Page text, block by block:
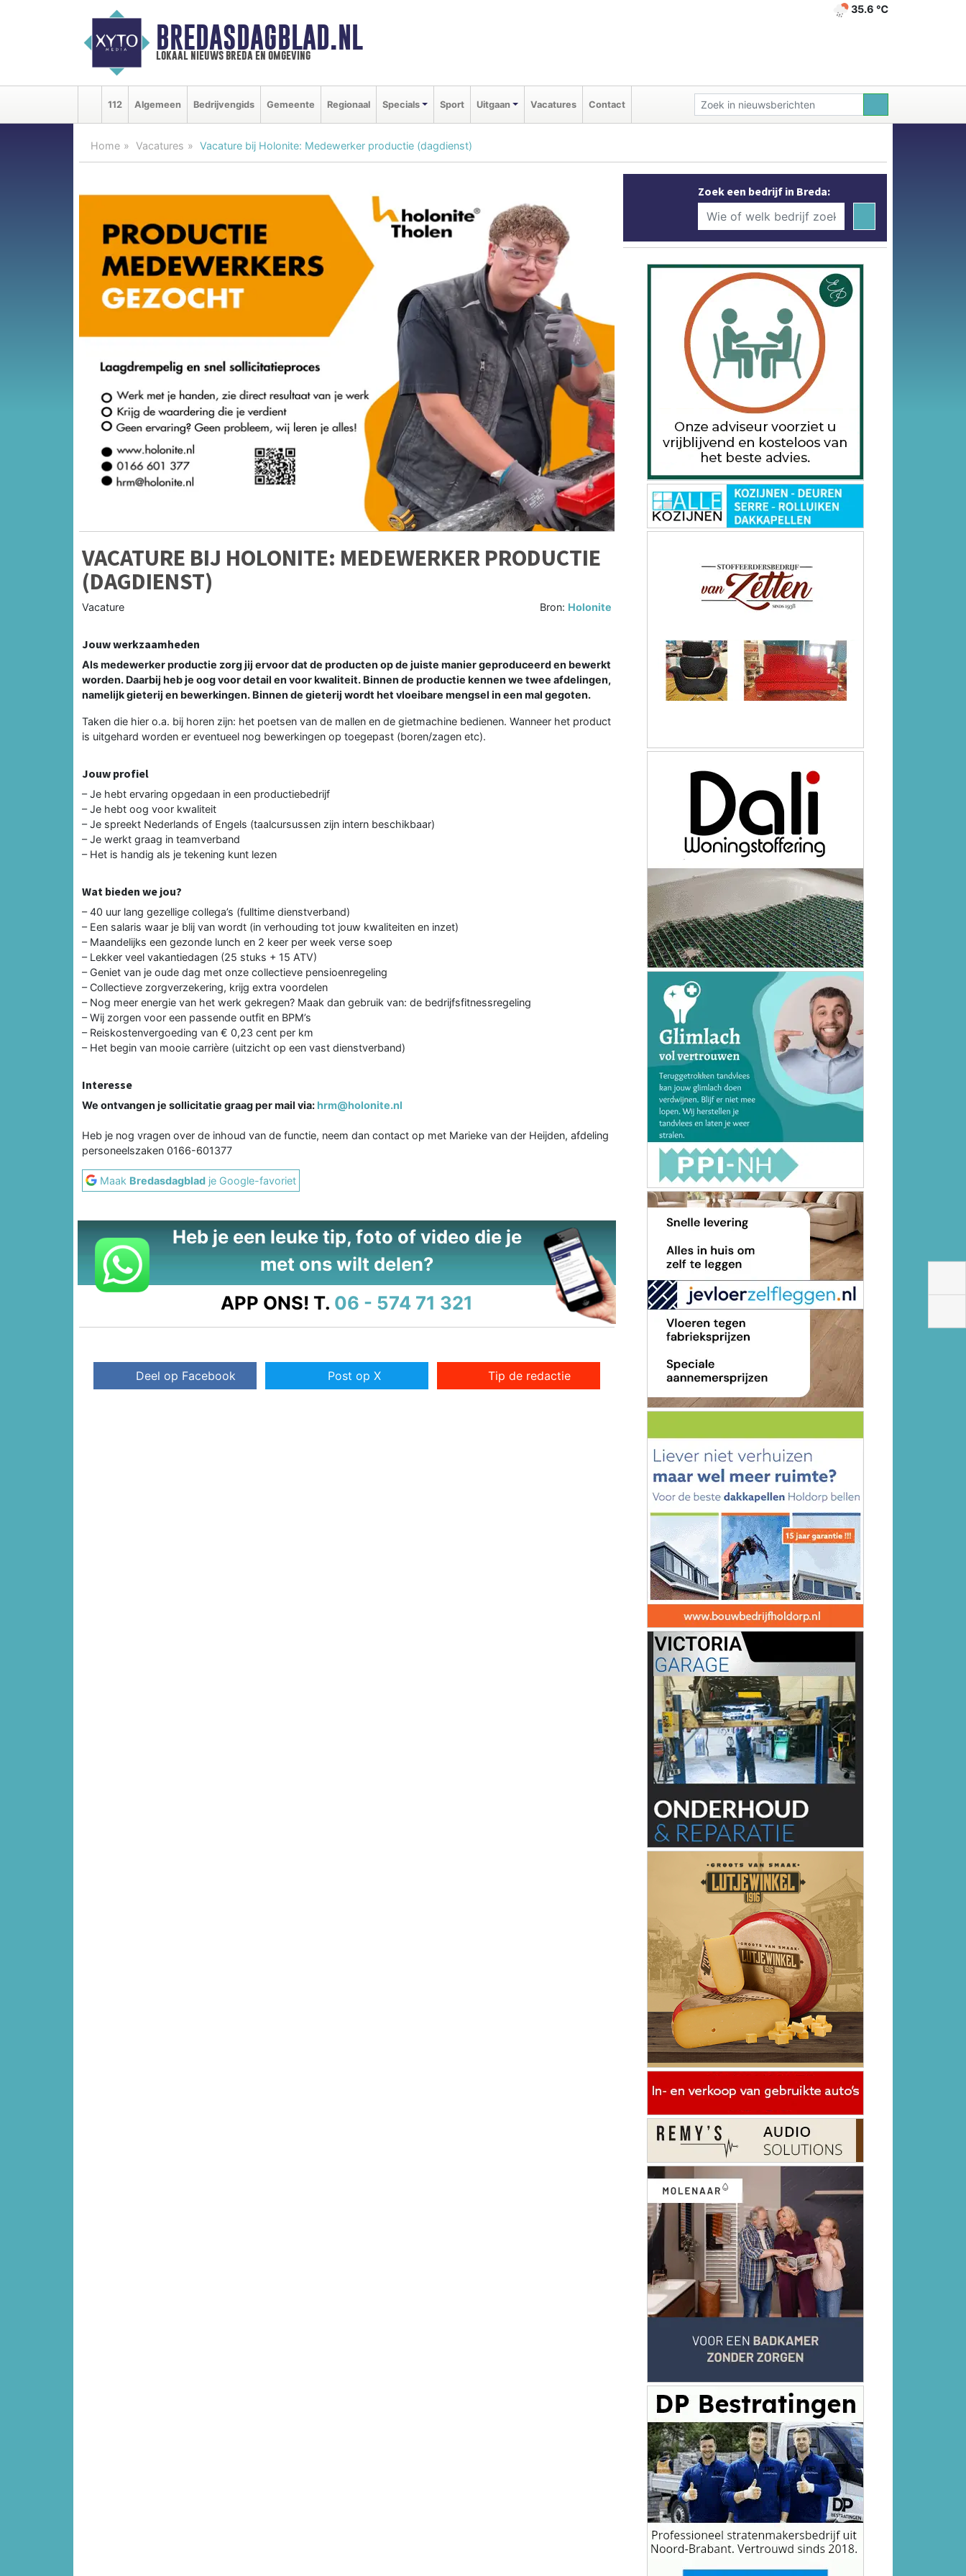
BREDASDAGBLAD.NL
lokaal nieuws breda en omgeving
35.6 ℃
112 Algemeen Bedrijvengids Gemeente Regionaal Specials Sport Uitgaan Vacatures Contact
Home Vacatures Vacature bij Holonite: Medewerker productie (dagdienst)
VACATURE BIJ HOLONITE: MEDEWERKER PRODUCTIE
(DAGDIENST)
Vacature Bron: Holonite
Jouw werkzaamheden
Als medewerker productie zorg jij ervoor dat de producten op de juiste manier geproduceerd en bewerkt
worden. Daarbij heb je oog voor detail en voor kwaliteit. Binnen de productie kennen we twee afdelingen,
namelijk gieterij en bewerkingen. Binnen de gieterij wordt het vloeibare mengsel in een mal gegoten.
Taken die hier o.a. bij horen zijn: het poetsen van de mallen en de gietmachine bedienen. Wanneer het product
is uitgehard worden er eventueel nog bewerkingen op toegepast (boren/zagen etc).
Jouw profiel
– Je hebt ervaring opgedaan in een productiebedrijf
– Je hebt oog voor kwaliteit
– Je spreekt Nederlands of Engels (taalcursussen zijn intern beschikbaar)
– Je werkt graag in teamverband
– Het is handig als je tekening kunt lezen
Wat bieden we jou?
– 40 uur lang gezellige collega’s (fulltime dienstverband)
– Een salaris waar je blij van wordt (in verhouding tot jouw kwaliteiten en inzet)
– Maandelijks een gezonde lunch en 2 keer per week verse soep
– Lekker veel vakantiedagen (25 stuks + 15 ATV)
– Geniet van je oude dag met onze collectieve pensioenregeling
– Collectieve zorgverzekering, krijg extra voordelen
– Nog meer energie van het werk gekregen? Maak dan gebruik van: de bedrijfsfitnessregeling
– Wij zorgen voor een passende outfit en BPM’s
– Reiskostenvergoeding van € 0,23 cent per km
– Het begin van mooie carrière (uitzicht op een vast dienstverband)
Interesse
We ontvangen je sollicitatie graag per mail via:hrm@holonite.nl
Heb je nog vragen over de inhoud van de functie, neem dan contact op met Marieke van der Heijden, afdeling
personeelszaken 0166-601377
Maak Bredasdagblad je Google-favoriet
Heb je een leuke tip, foto of video die je
met ons wilt delen?
APP ONS! T. 06 - 574 71 321
Deel op Facebook Post op X Tip de redactie
Zoek een bedrijf in Breda: